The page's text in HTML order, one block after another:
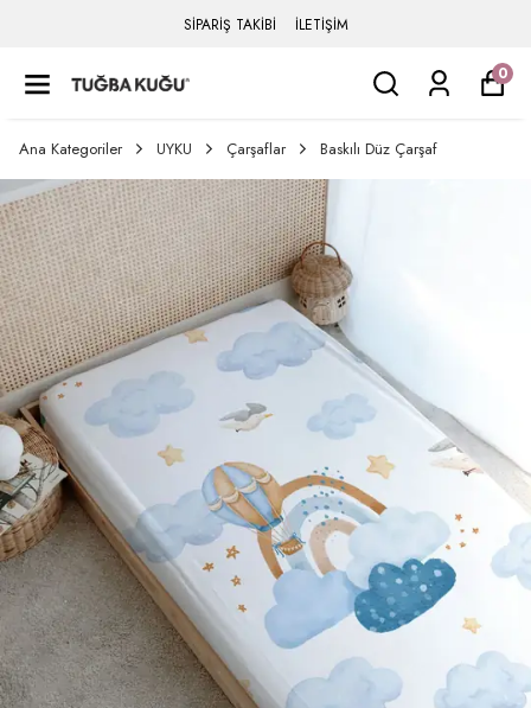
SİPARİŞ TAKİBİ İLETİŞİM
0
Ana Kategoriler UYKU Çarşaflar Baskılı Düz Çarşaf